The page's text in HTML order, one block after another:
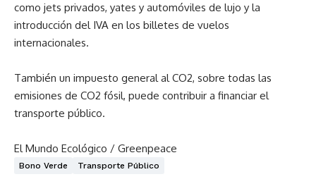
como jets privados, yates y automóviles de lujo y la
introducción del IVA en los billetes de vuelos
internacionales.
También un impuesto general al CO2, sobre todas las
emisiones de CO2 fósil, puede contribuir a financiar el
transporte público.
El Mundo Ecológico / Greenpeace
Bono Verde Transporte Público